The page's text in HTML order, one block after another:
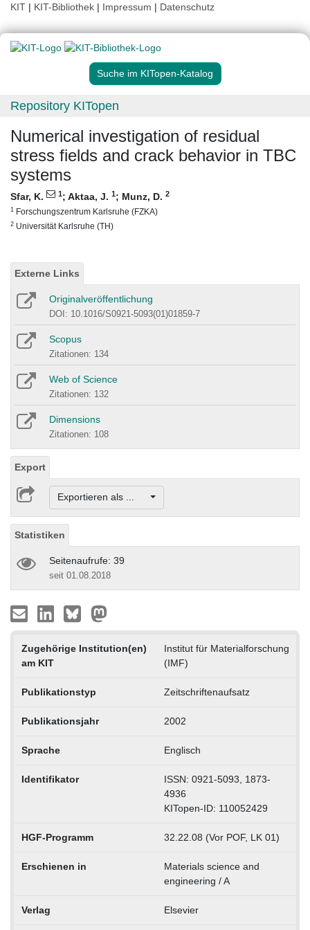
KIT | KIT-Bibliothek | Impressum | Datenschutz
Suche im KITopen-Katalog
Repository KITopen
Numerical investigation of residual
stress fields and crack behavior in TBC
systems
Sfar, K. 1; Aktaa, J. 1; Munz, D. 2
1 Forschungszentrum Karlsruhe (FZKA)
2 Universität Karlsruhe (TH)
Externe Links
Originalveröffentlichung
DOI: 10.1016/S0921-5093(01)01859-7
Scopus
Zitationen: 134
Web of Science
Zitationen: 132
Dimensions
Zitationen: 108
Export
Exportieren als ...
Statistiken
Seitenaufrufe: 39
seit 01.08.2018
Zugehörige Institution(en)
am KIT
Institut für Materialforschung
(IMF)
Publikationstyp Zeitschriftenaufsatz
Publikationsjahr 2002
Sprache Englisch
Identifikator
ISSN: 0921-5093, 1873-
4936
KITopen-ID: 110052429
HGF-Programm 32.22.08 (Vor POF, LK 01)
Erschienen in
Materials science and
engineering / A
Verlag Elsevier